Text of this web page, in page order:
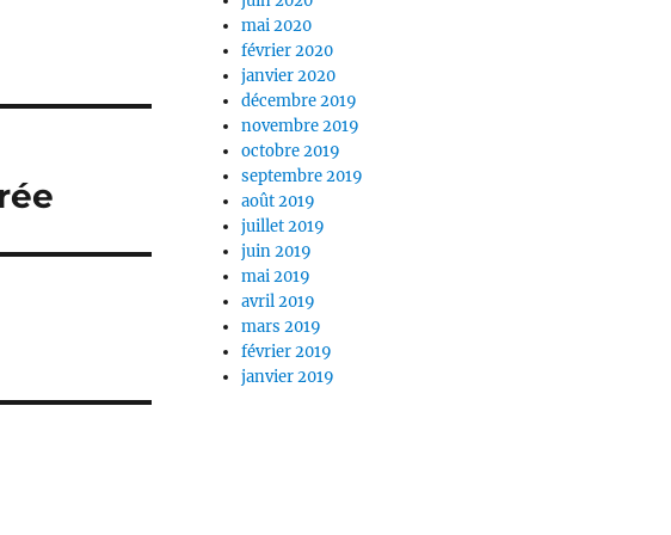
mai 2020
février 2020
janvier 2020
décembre 2019
novembre 2019
octobre 2019
septembre 2019
août 2019
juillet 2019
juin 2019
mai 2019
avril 2019
mars 2019
février 2019
janvier 2019